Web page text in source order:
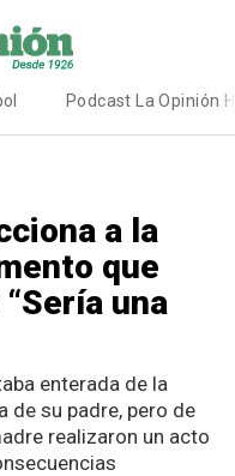
Podcast La Opinión
a la
que
una
enterada de la
de su padre, pero de
realizaron un acto